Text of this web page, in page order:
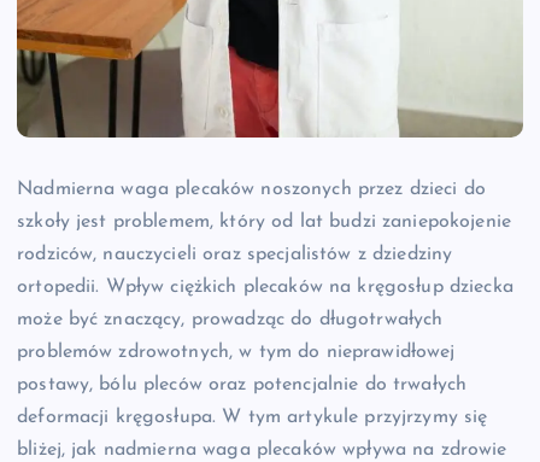
Nadmierna waga plecaków noszonych przez dzieci do
szkoły jest problemem, który od lat budzi zaniepokojenie
rodziców, nauczycieli oraz specjalistów z dziedziny
ortopedii. Wpływ ciężkich plecaków na kręgosłup dziecka
może być znaczący, prowadząc do długotrwałych
problemów zdrowotnych, w tym do nieprawidłowej
postawy, bólu pleców oraz potencjalnie do trwałych
deformacji kręgosłupa. W tym artykule przyjrzymy się
bliżej, jak nadmierna waga plecaków wpływa na zdrowie